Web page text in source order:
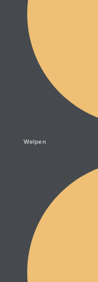
Welpen